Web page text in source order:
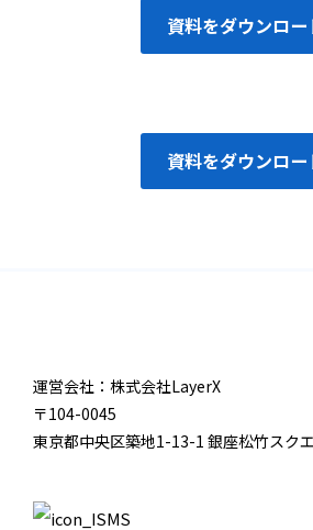
資料をダウンロー
資料をダウンロー
運営会社：株式会社LayerX
〒104-0045
東京都中央区築地1-13-1 銀座松竹スク